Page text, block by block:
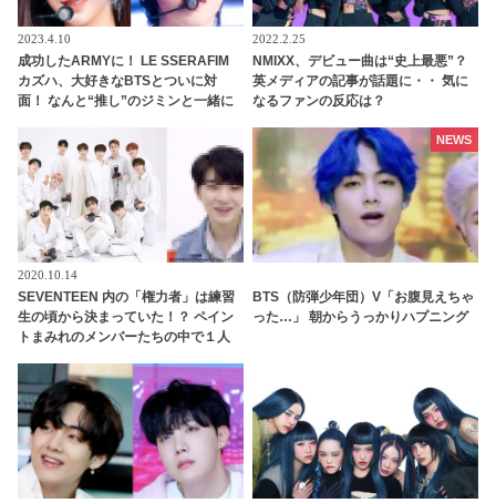
2023.4.10
成功したARMYに！ LE SSERAFIM
カズハ、大好きなBTSとついに対
面！ なんと“推し”のジミンと一緒に
コラボ実現にうれしさ爆発
2022.2.25
NMIXX、デビュー曲は“史上最悪”？
英メディアの記事が話題に・・ 気に
なるファンの反応は？
2020.10.14
SEVENTEEN 内の「権力者」は練習
生の頃から決まっていた！？ ペイン
トまみれのメンバーたちの中で１人
は・・？
BTS（防弾少年団）V「お腹見えちゃ
った…」 朝からうっかりハプニング
NEWS